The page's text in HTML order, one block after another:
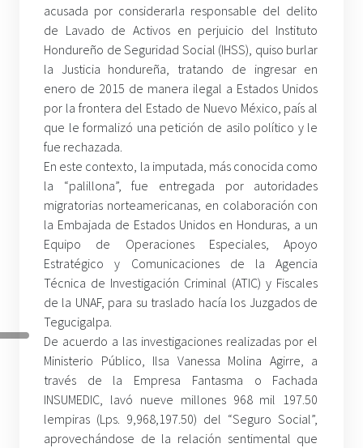
acusada por considerarla responsable del delito
de Lavado de Activos en perjuicio del Instituto
Hondureño de Seguridad Social (IHSS), quiso burlar
la Justicia hondureña, tratando de ingresar en
enero de 2015 de manera ilegal a Estados Unidos
por la frontera del Estado de Nuevo México, país al
que le formalizó una petición de asilo político y le
fue rechazada.
En este contexto, la imputada, más conocida como
la “palillona”, fue entregada por autoridades
migratorias norteamericanas, en colaboración con
la Embajada de Estados Unidos en Honduras, a un
Equipo de Operaciones Especiales, Apoyo
Estratégico y Comunicaciones de la Agencia
Técnica de Investigación Criminal (ATIC) y Fiscales
de la UNAF, para su traslado hacía los Juzgados de
Tegucigalpa.
De acuerdo a las investigaciones realizadas por el
Ministerio Público, Ilsa Vanessa Molina Agirre, a
través de la Empresa Fantasma o Fachada
INSUMEDIC, lavó nueve millones 968 mil 197.50
lempiras (Lps. 9,968,197.50) del “Seguro Social”,
aprovechándose de la relación sentimental que